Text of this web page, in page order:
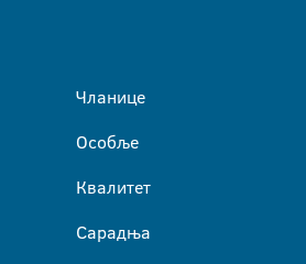
Чланице
Особље
Квалитет
Сарадња